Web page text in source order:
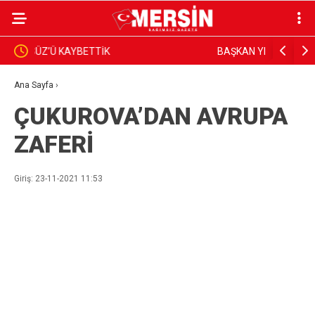
BAŞKAN YILDIZ, SAHADAKİ ÇALIŞMALARI YERİNDE
İNCELEDİ
Dim,
Ana Sayfa ›
ÇUKUROVA’DAN AVRUPA
ZAFERİ
Giriş: 23-11-2021 11:53